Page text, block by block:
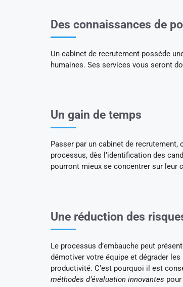
Des connaissances de
Un cabinet de recrutement possède
humaines. Ses services vous seront
Un gain de temps
Passer par un cabinet de recrutement,
processus, dès l’identification des
pourront mieux se concentrer sur leur
Une réduction des
Le processus d’embauche peut
démotiver votre équipe et dégrader
productivité. C’est pourquoi il est
méthodes d’évaluation innovantes